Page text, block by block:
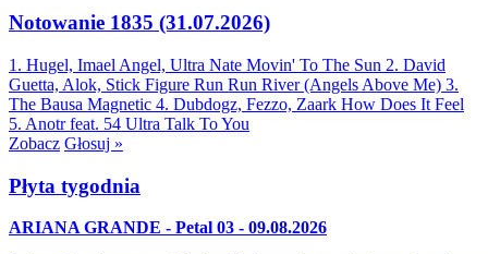
Notowanie 1835 (31.07.2026)
1. Hugel, Imael Angel, Ultra Nate Movin' To The Sun 2. David
Guetta, Alok, Stick Figure Run Run River (Angels Above Me) 3.
The Bausa Magnetic 4. Dubdogz, Fezzo, Zaark How Does It Feel
5. Anotr feat. 54 Ultra Talk To You
Zobacz Głosuj »
Płyta tygodnia
ARIANA GRANDE - Petal 03 - 09.08.2026